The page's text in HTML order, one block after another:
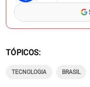
TÓPICOS
TECNOLOGIA BRASIL